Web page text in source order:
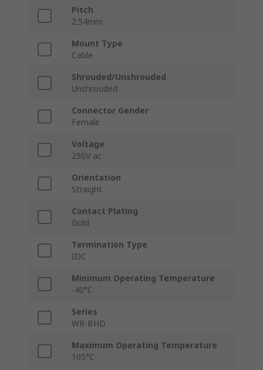
Pitch
2.54mm
Mount Type
Cable
Shrouded/Unshrouded
Unshrouded
Connector Gender
Female
Voltage
250V ac
Orientation
Straight
Contact Plating
Gold
Termination Type
IDC
Minimum Operating Temperature
-40°C
Series
WR-BHD
Maximum Operating Temperature
105°C